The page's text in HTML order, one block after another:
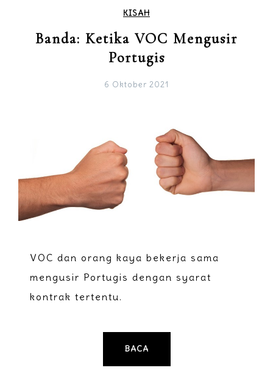
KISAH
Banda: Ketika VOC Mengusir
Portugis
6 Oktober 2021
VOC dan orang kaya bekerja sama
mengusir Portugis dengan syarat
kontrak tertentu.
BACA